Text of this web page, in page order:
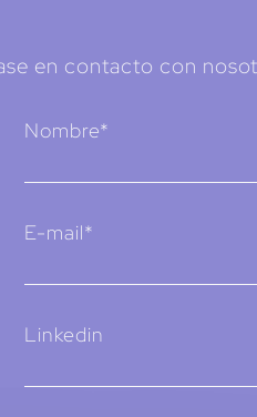
en contacto con
Nombre*
E-mail*
Linkedin